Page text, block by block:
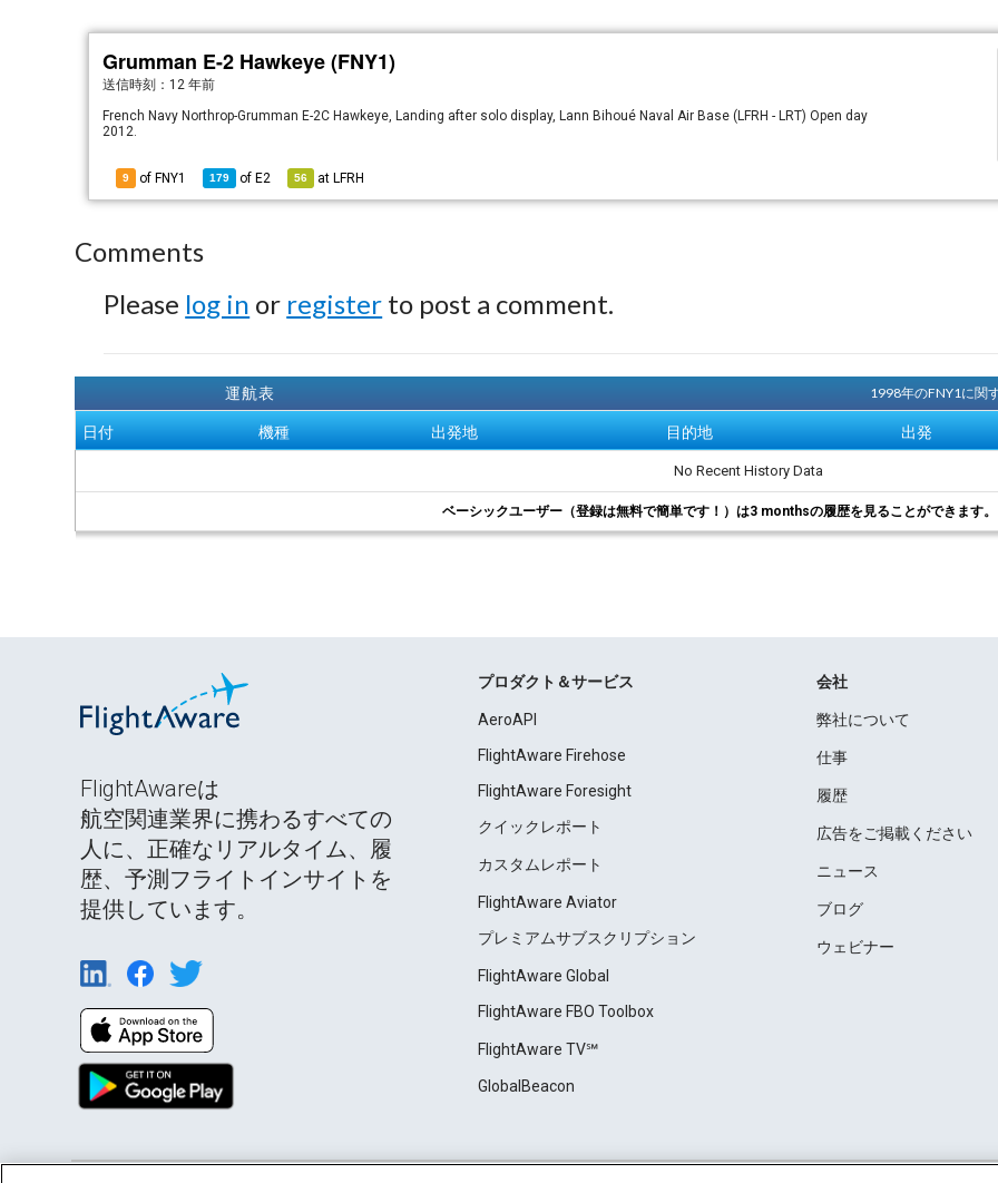
Grumman E-2 Hawkeye (FNY1)
送信時刻： 12 年前
French Navy Northrop-Grumman E-2C Hawkeye, Landing after solo display, Lann Bihoué Naval Air Base (LFRH - LRT) Open day
2012.
9 of FNY1 179 of E2 56 at LFRH
Comments
Please log in or register to post a comment.
運航表 1998年のFNY1に関
日付 機種 出発地 目的地 出発
No Recent History Data
ベーシックユーザー（登録は無料で簡単です！）は3 monthsの履歴を見ることができます
FlightAwareは
航空関連業界に携わるすべての
人に、正確なリアルタイム、履
歴、予測フライトインサイトを
提供しています。
プロダクト＆サービス
AeroAPI
FlightAware Firehose
FlightAware Foresight
クイックレポート
カスタムレポート
FlightAware Aviator
プレミアムサブスクリプション
FlightAware Global
FlightAware FBO Toolbox
FlightAware TV℠
GlobalBeacon
会社
弊社について
仕事
履歴
広告をご掲載ください
ニュース
ブログ
ウェビナー